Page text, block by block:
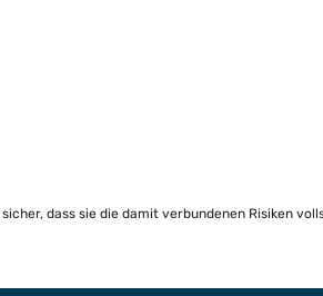
dass sie die damit verbundenen Risiken